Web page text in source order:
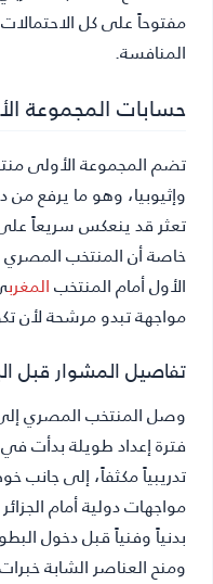
مفتوحاً على كل
المنافسة.
حسابات المجموعة
تضم المجموعة الأولى
وإثيوبيا، وهو ما يرفع
تعثر قد ينعكس سريعاً
خاصة أن المنتخب
الأول أمام المنتخبالمغرب
مواجهة تبدو مرشحة لأن
تفاصيل المشوار قبل
فترة إعداد طويلة بدأت
مواجهات دولية أمام
بدنياً وفنياً قبل دخول
ومنح العناصر الشابة